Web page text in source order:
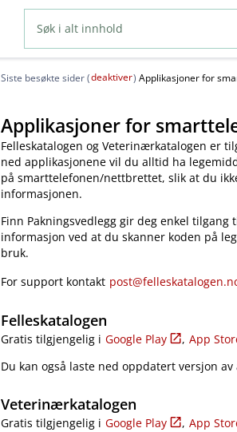
Siste besøkte sider (deaktiver) Applikasjoner for
Applikasjoner for
Felleskatalogen og Veterinærkatalogen er
ned applikasjonene vil du alltid ha
på smarttelefonen​/​nettbrettet, slik at du
informasjonen.
Finn Pakningsvedlegg gir deg enkel
informasjon ved at du skanner koden på
bruk.
For support kontakt
Felleskatalogen
Gratis tilgjengelig i Google Play , App
Du kan også laste ned oppdatert versjon av
Veterinærkatalogen
Gratis tilgjengelig i Google Play , App